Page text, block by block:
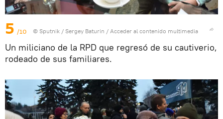
5 /10 © Sputnik / Sergey Baturin / Acceder al contenido multimedia
Un miliciano de la RPD que regresó de su cautiverio,
rodeado de sus familiares.